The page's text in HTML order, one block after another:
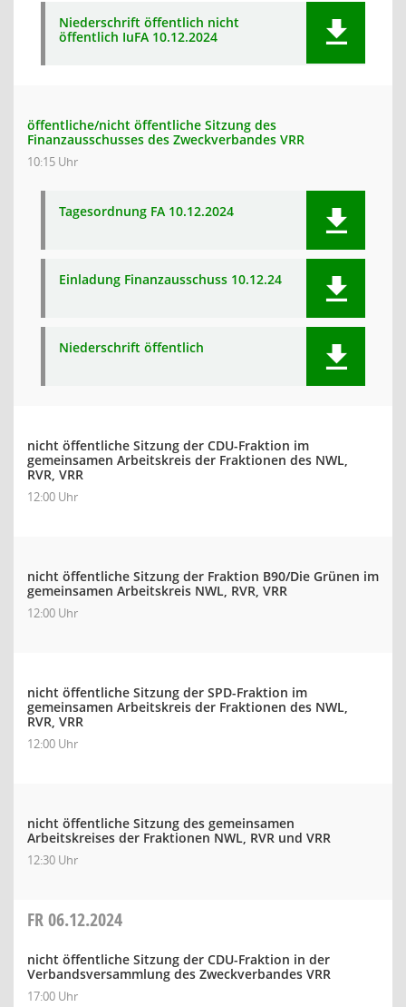
Niederschrift öffentlich nicht
öffentlich IuFA 10.12.2024
öffentliche/nicht öffentliche Sitzung des
Finanzausschusses des Zweckverbandes VRR
10:15 Uhr
Tagesordnung FA 10.12.2024
Einladung Finanzausschuss 10.12.24
Niederschrift öffentlich
nicht öffentliche Sitzung der CDU-Fraktion im
gemeinsamen Arbeitskreis der Fraktionen des NWL,
RVR, VRR
12:00 Uhr
nicht öffentliche Sitzung der Fraktion B90/Die Grünen im
gemeinsamen Arbeitskreis NWL, RVR, VRR
12:00 Uhr
nicht öffentliche Sitzung der SPD-Fraktion im
gemeinsamen Arbeitskreis der Fraktionen des NWL,
RVR, VRR
12:00 Uhr
nicht öffentliche Sitzung des gemeinsamen
Arbeitskreises der Fraktionen NWL, RVR und VRR
12:30 Uhr
FR06.12.2024
nicht öffentliche Sitzung der CDU-Fraktion in der
Verbandsversammlung des Zweckverbandes VRR
17:00 Uhr